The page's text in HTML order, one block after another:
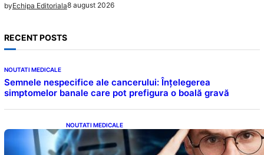
byEchipa Editoriala8 august 2026
RECENT POSTS
NOUTATI MEDICALE
Semnele nespecifice ale cancerului: Înțelegerea
simptomelor banale care pot prefigura o boală gravă
NOUTATI MEDICALE
Inteligența dincolo de note: Semnele unui IQ
ridicat care nu țin de școală